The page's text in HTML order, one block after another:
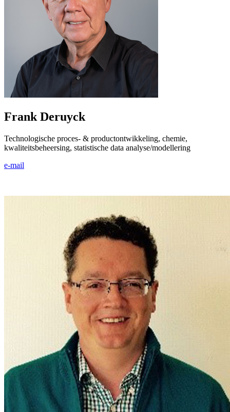
Frank Deruyck
Technologische proces- & productontwikkeling, chemie,
kwaliteitsbeheersing, statistische data analyse/modellering
e-mail